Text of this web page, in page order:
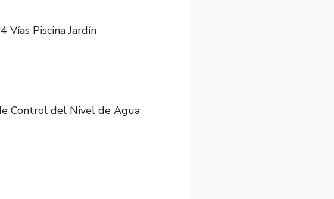
Piscina Jardín
Control del Nivel de Agua